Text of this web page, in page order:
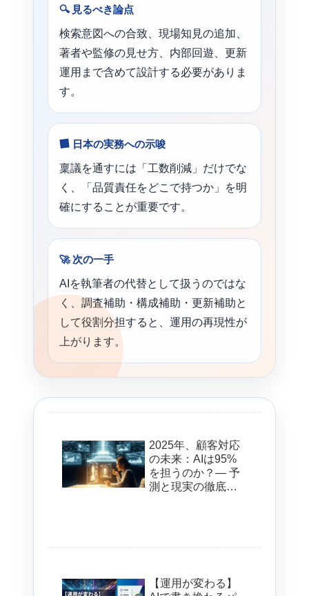
🔍見るべき論点
検索意図への合致、現場知見の追加、
著者や監修の見せ方、内部回遊、更新
運用まで含めて設計する必要がありま
す。
🏢 日本の実務への示唆
稟議を通すには「工数削減」だけでな
く、「品質責任をどこで持つか」を明
確にすることが重要です。
🚀次の一手
AIを執筆者の代替として扱うのではな
く、調査補助・構成補助・更新補助と
して役割分担すると、運用の再現性が
上がります。
2025年、顧客対応
の未来：AIは95%
を担うのか？— 予
測と現実の徹底分
【運用が変わる】